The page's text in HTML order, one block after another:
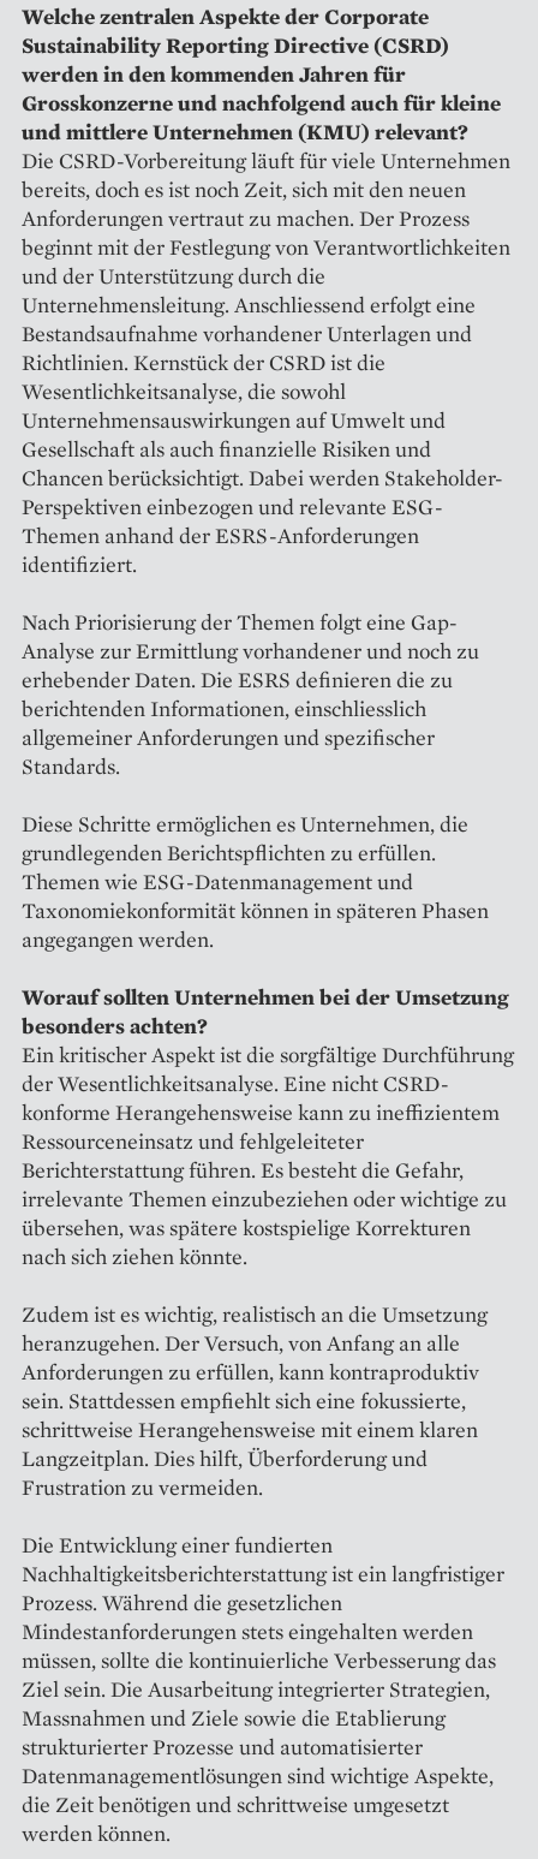
Welche zentralen Aspekte der Corporate
Sustainability Reporting Directive (CSRD)
werden in den kommenden Jahren für
Grosskonzerne und nachfolgend auch für kleine
und mittlere Unternehmen (KMU) relevant?
Die CSRD-Vorbereitung läuft für viele Unternehmen
bereits, doch es ist noch Zeit, sich mit den neuen
Anforderungen vertraut zu machen. Der Prozess
beginnt mit der Festlegung von Verantwortlichkeiten
und der Unterstützung durch die
Unternehmensleitung. Anschliessend erfolgt eine
Bestandsaufnahme vorhandener Unterlagen und
Richtlinien. Kernstück der CSRD ist die
Wesentlichkeitsanalyse, die sowohl
Unternehmensauswirkungen auf Umwelt und
Gesellschaft als auch finanzielle Risiken und
Chancen berücksichtigt. Dabei werden Stakeholder-
Perspektiven einbezogen und relevante ESG-
Themen anhand der ESRS-Anforderungen
identifiziert.
Nach Priorisierung der Themen folgt eine Gap-
Analyse zur Ermittlung vorhandener und noch zu
erhebender Daten. Die ESRS definieren die zu
berichtenden Informationen, einschliesslich
allgemeiner Anforderungen und spezifischer
Standards.
Diese Schritte ermöglichen es Unternehmen, die
grundlegenden Berichtspflichten zu erfüllen.
Themen wie ESG-Datenmanagement und
Taxonomiekonformität können in späteren Phasen
angegangen werden.
Worauf sollten Unternehmen bei der Umsetzung
besonders achten?
Ein kritischer Aspekt ist die sorgfältige Durchführung
der Wesentlichkeitsanalyse. Eine nicht CSRD-
konforme Herangehensweise kann zu ineffizientem
Ressourceneinsatz und fehlgeleiteter
Berichterstattung führen. Es besteht die Gefahr,
irrelevante Themen einzubeziehen oder wichtige zu
übersehen, was spätere kostspielige Korrekturen
nach sich ziehen könnte.
Zudem ist es wichtig, realistisch an die Umsetzung
heranzugehen. Der Versuch, von Anfang an alle
Anforderungen zu erfüllen, kann kontraproduktiv
sein. Stattdessen empfiehlt sich eine fokussierte,
schrittweise Herangehensweise mit einem klaren
Langzeitplan. Dies hilft, Überforderung und
Frustration zu vermeiden.
Die Entwicklung einer fundierten
Nachhaltigkeitsberichterstattung ist ein langfristiger
Prozess. Während die gesetzlichen
Mindestanforderungen stets eingehalten werden
müssen, sollte die kontinuierliche Verbesserung das
Ziel sein. Die Ausarbeitung integrierter Strategien,
Massnahmen und Ziele sowie die Etablierung
strukturierter Prozesse und automatisierter
Datenmanagementlösungen sind wichtige Aspekte,
die Zeit benötigen und schrittweise umgesetzt
werden können.